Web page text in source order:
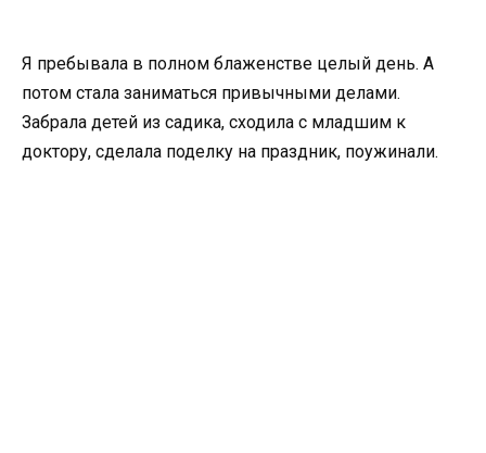
Я пребывала в полном блаженстве целый день. А
потом стала заниматься привычными делами.
Забрала детей из садика, сходила с младшим к
доктору, сделала поделку на праздник, поужинали.